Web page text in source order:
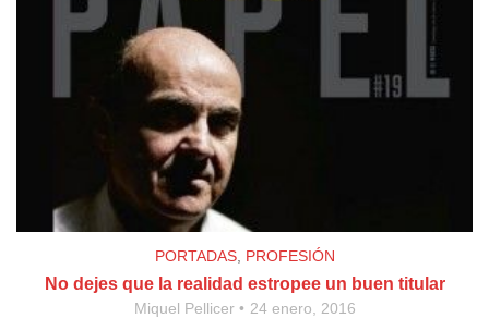
PORTADAS, PROFESIÓN
No dejes que la realidad estropee un buen titular
Miquel Pellicer 24 enero, 2016